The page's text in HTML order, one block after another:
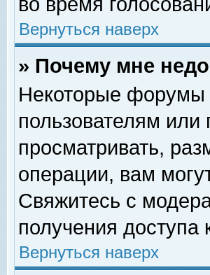
Вернуться наверх
» Почему мне
Некоторые форумы
пользователям или
просматривать,
операции, вам
Свяжитесь с
получения
Вернуться наверх